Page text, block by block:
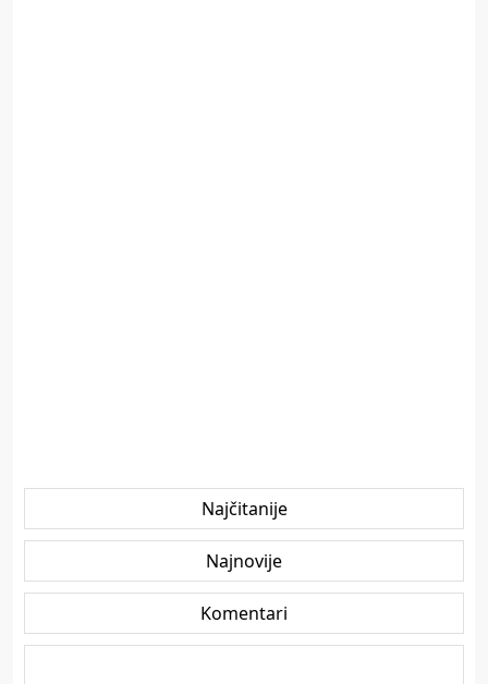
Najčitanije
Najnovije
Komentari